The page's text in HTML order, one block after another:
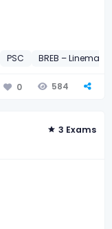
PSC BREB –
0 584
3 Exams